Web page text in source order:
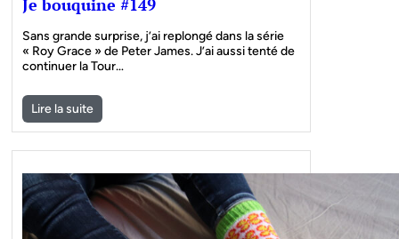
Sans grande surprise, j’ai replongé dans la série
« Roy Grace » de Peter James. J’ai aussi tenté de
continuer la Tour…
Lire la suite